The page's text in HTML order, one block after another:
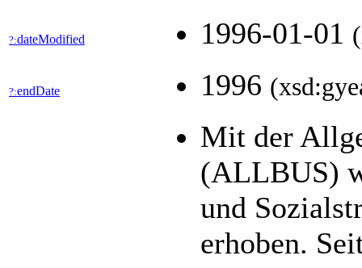
?:dateModified 1996-01-01
?:endDate 1996
Mit der
(ALLBUS)
und
erhoben.